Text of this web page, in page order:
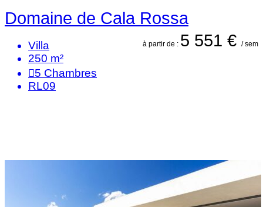
Domaine de Cala Rossa
à partir de : 5 551 € / sem
Villa
250 m²
5 Chambres
RL09